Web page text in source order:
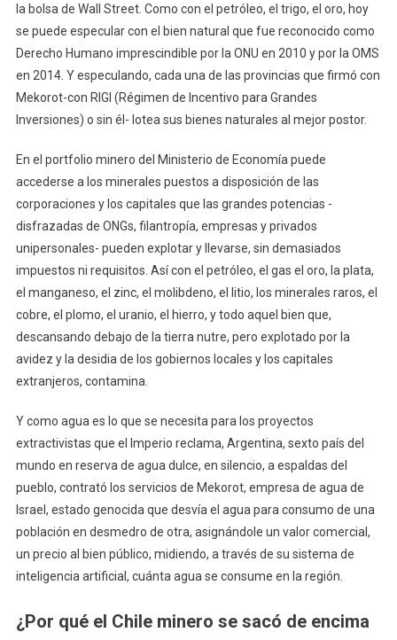
la bolsa de Wall Street. Como con el petróleo, el trigo, el oro, hoy
se puede especular con el bien natural que fue reconocido como
Derecho Humano imprescindible por la ONU en 2010 y por la OMS
en 2014. Y especulando, cada una de las provincias que firmó con
Mekorot-con RIGI (Régimen de Incentivo para Grandes
Inversiones) o sin él- lotea sus bienes naturales al mejor postor.
En el portfolio minero del Ministerio de Economía puede
accederse a los minerales puestos a disposición de las
corporaciones y los capitales que las grandes potencias -
disfrazadas de ONGs, filantropía, empresas y privados
unipersonales- pueden explotar y llevarse, sin demasiados
impuestos ni requisitos. Así con el petróleo, el gas el oro, la plata,
el manganeso, el zinc, el molibdeno, el litio, los minerales raros, el
cobre, el plomo, el uranio, el hierro, y todo aquel bien que,
descansando debajo de la tierra nutre, pero explotado por la
avidez y la desidia de los gobiernos locales y los capitales
extranjeros, contamina.
Y como agua es lo que se necesita para los proyectos
extractivistas que el Imperio reclama, Argentina, sexto país del
mundo en reserva de agua dulce, en silencio, a espaldas del
pueblo, contrató los servicios de Mekorot, empresa de agua de
Israel, estado genocida que desvía el agua para consumo de una
población en desmedro de otra, asignándole un valor comercial,
un precio al bien público, midiendo, a través de su sistema de
inteligencia artificial, cuánta agua se consume en la región.
¿Por qué el Chile minero se sacó de encima